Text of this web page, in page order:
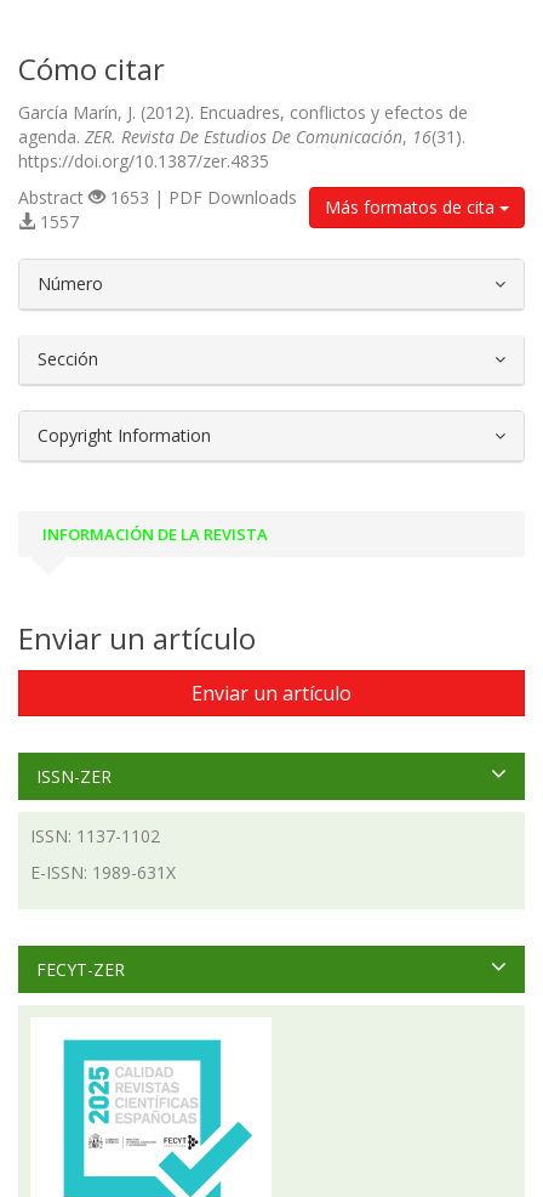
Cómo citar
García Marín, J. (2012). Encuadres, conflictos y efectos de
agenda. ZER. Revista De Estudios De Comunicación, 16(31).
https://doi.org/10.1387/zer.4835
Más formatos de cita
Abstract
1653 | PDF Downloads
1557
Número
Sección
Copyright Information
INFORMACIÓN DE LA REVISTA
Enviar un artículo
Enviar un artículo
ISSN-ZER
ISSN: 1137-1102
E-ISSN: 1989-631X
FECYT-ZER